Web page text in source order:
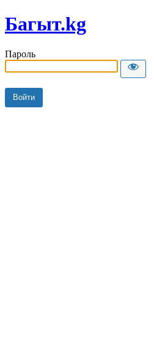
Багыт.kg
Пароль